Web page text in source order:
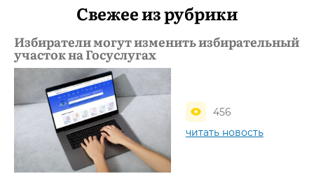
Свежее из рубрики
Избиратели могут изменить избирательный
участок на Госуслугах
456
читать новость